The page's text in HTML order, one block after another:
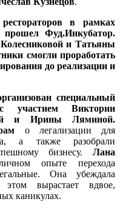
в рамках
прошел Фуд.Инкубатор.
и Татьяны
смогли проработать
до реализации и
специальный
Виктории
и Ирины Ляминой.
о легализации для
а также разобрали
бизнесу. Лана
опыте перехода
Она убеждала
вырастает вдвое,
каникулах.